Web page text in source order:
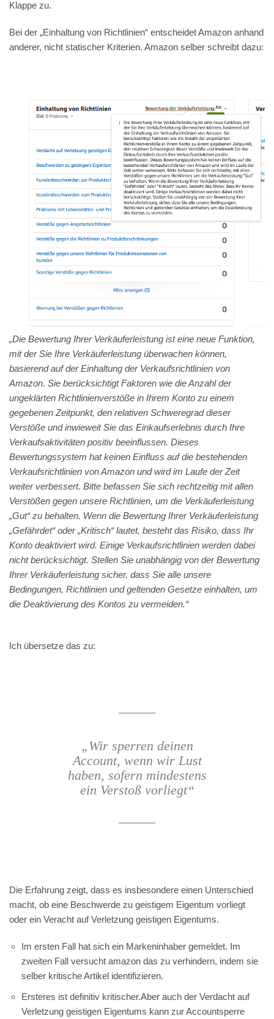
Klappe zu.
Bei der „Einhaltung von Richtlinien“ entscheidet Amazon anhand
anderer, nicht statischer Kriterien. Amazon selber schreibt dazu:
„Die Bewertung Ihrer Verkäuferleistung ist eine neue Funktion,
mit der Sie Ihre Verkäuferleistung überwachen können,
basierend auf der Einhaltung der Verkaufsrichtlinien von
Amazon. Sie berücksichtigt Faktoren wie die Anzahl der
ungeklärten Richtlinienverstöße in Ihrem Konto zu einem
gegebenen Zeitpunkt, den relativen Schweregrad dieser
Verstöße und inwieweit Sie das Einkaufserlebnis durch Ihre
Verkaufsaktivitäten positiv beeinflussen. Dieses
Bewertungssystem hat keinen Einfluss auf die bestehenden
Verkaufsrichtlinien von Amazon und wird im Laufe der Zeit
weiter verbessert. Bitte befassen Sie sich rechtzeitig mit allen
Verstößen gegen unsere Richtlinien, um die Verkäuferleistung
„Gut“ zu behalten. Wenn die Bewertung Ihrer Verkäuferleistung
„Gefährdet“ oder „Kritisch“ lautet, besteht das Risiko, dass Ihr
Konto deaktiviert wird. Einige Verkaufsrichtlinien werden dabei
nicht berücksichtigt. Stellen Sie unabhängig von der Bewertung
Ihrer Verkäuferleistung sicher, dass Sie alle unsere
Bedingungen, Richtlinien und geltenden Gesetze einhalten, um
die Deaktivierung des Kontos zu vermeiden.“
Ich übersetze das zu:
„Wir sperren deinen
Account, wenn wir Lust
haben, sofern mindestens
ein Verstoß vorliegt“
Die Erfahrung zeigt, dass es insbesondere einen Unterschied
macht, ob eine Beschwerde zu geistigem Eigentum vorliegt
oder ein Veracht auf Verletzung geistigen Eigentums.
Im ersten Fall hat sich ein Markeninhaber gemeldet. Im
zweiten Fall versucht amazon das zu verhindern, indem sie
selber kritische Artikel identifizieren.
Ersteres ist definitiv kritischer.Aber auch der Verdacht auf
Verletzung geistigen Eigentums kann zur Accountsperre